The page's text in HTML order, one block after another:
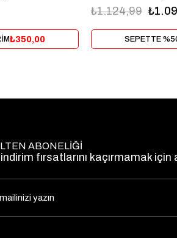
₺350,00
₺1.124,99
SEPETTE
ABONELİĞİ
fırsatlarını kaçırmamak için